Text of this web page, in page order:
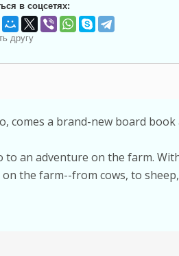
в соцсетях:
другу
comes a brand-new board
an adventure on the farm.
the farm--from cows, to